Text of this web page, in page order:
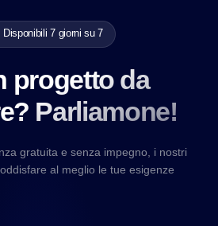
Disponibili 7 giorni su 7
progetto da
Parliamone!
gratuita e senza impegno, i nostri
al meglio le tue esigenze